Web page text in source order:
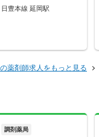
日豊本線 延岡駅
薬剤師求人をもっと見る
調剤薬局